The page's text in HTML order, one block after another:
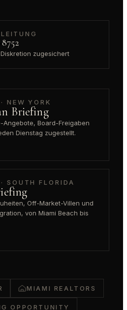
8752
Diskretion zugesichert
NEW YORK
Briefing
Angebote, Board-Freigaben
Dienstag zugestellt.
SOUTH FLORIDA
Off-Market-Villen und
von Miami Beach bis
MIAMI REALTORS
OPPORTUNITY